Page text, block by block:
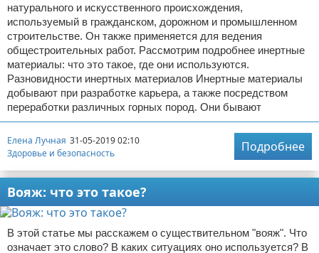
натурального и искусственного происхождения,
используемый в гражданском, дорожном и промышленном
строительстве. Он также применяется для ведения
общестроительных работ. Рассмотрим подробнее инертные
материалы: что это такое, где они используются.
Разновидности инертных материалов Инертные материалы
добывают при разработке карьера, а также посредством
переработки различных горных пород. Они бывают
Елена Лучная 31-05-2019 02:10
Здоровье и безопасность
Подробнее
Вояж: что это такое?
В этой статье мы расскажем о существительном "вояж". Что
означает это слово? В каких ситуациях оно используется? В